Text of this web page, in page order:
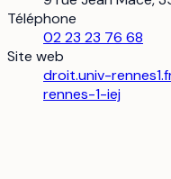
Téléphone
02 23 23 76 68
Site web
droit.univ-
rennes-1-iej